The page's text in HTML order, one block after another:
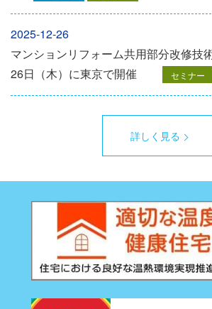
2025-12-26
マンションリフォーム共用部分改修技
26日（木）に東京で開催
セミナー
詳しく見る